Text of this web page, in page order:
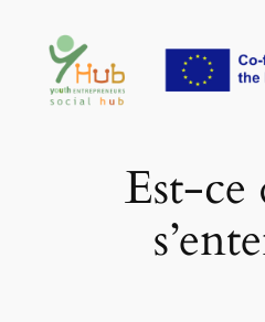
contenu
Est-ce